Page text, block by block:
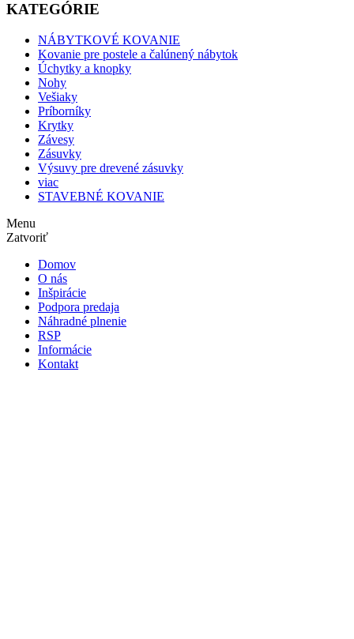
KATEGÓRIE
NÁBYTKOVÉ KOVANIE
Kovanie pre postele a čalúnený nábytok
Úchytky a knopky
Nohy
Vešiaky
Príborníky
Krytky
Závesy
Zásuvky
Výsuvy pre drevené zásuvky
viac
STAVEBNÉ KOVANIE
Menu
Zatvoriť
Domov
O nás
Inšpirácie
Podpora predaja
Náhradné plnenie
RSP
Informácie
Kontakt